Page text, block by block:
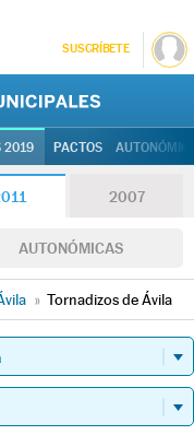
SUSCRÍBETE
2019 PACTOS
2007
AUTONÓMICAS
» Tornadizos de Ávila